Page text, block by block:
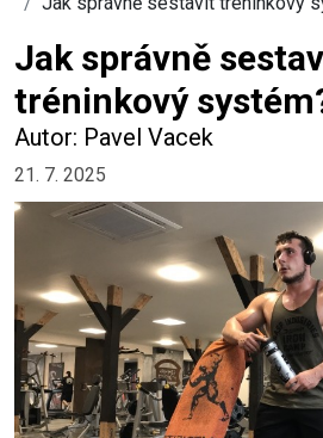
Jak správně
tréninkový
Autor: Pavel Vacek
21. 7. 2025